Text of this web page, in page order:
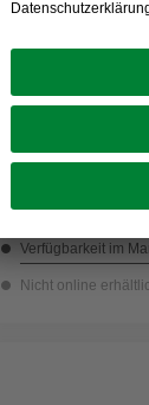
Holzschraube,
2,69 €
Verfügbarkeit im
Nicht online